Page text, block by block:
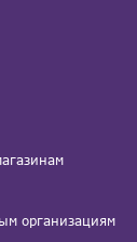
организациям